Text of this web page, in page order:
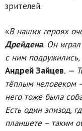
зрителей.
«В наших героях
Дрейдена. Он
с ним
Андрей Зайцев. —
тёплым человеком
него тоже была
Есть один эпизод,
планшете – таким